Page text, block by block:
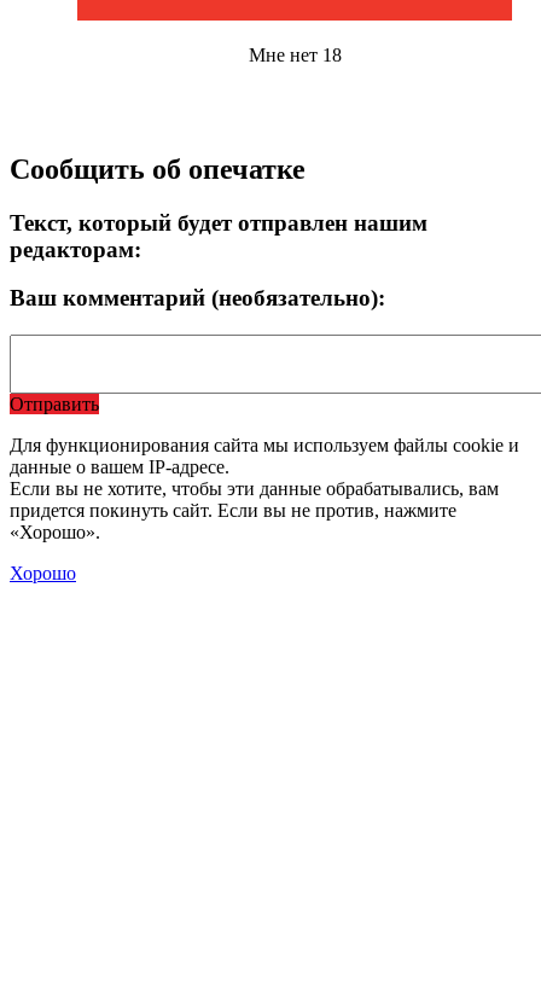
Мне нет 18
Сообщить об опечатке
Текст, который будет отправлен нашим
редакторам:
Ваш комментарий (необязательно):
Отправить
Для функционирования сайта мы используем файлы cookie и
данные о вашем IP-адресе.
Если вы не хотите, чтобы эти данные обрабатывались, вам
придется покинуть сайт. Если вы не против, нажмите
«Хорошо».
Хорошо